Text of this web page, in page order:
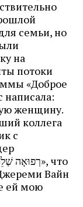
семьи, но
на
потоки
«Доброе
написала:
женщину.
коллега
с
Вайн
ей мою